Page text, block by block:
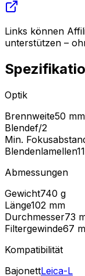
Links können
unterstützen –
Optik
Brennweite50 mm
Blendef/2
Min.
Blendenlamellen11
Abmessungen
Gewicht740 g
Länge102 mm
Durchmesser73
Filtergewinde67
Kompatibilität
BajonettLeica-L